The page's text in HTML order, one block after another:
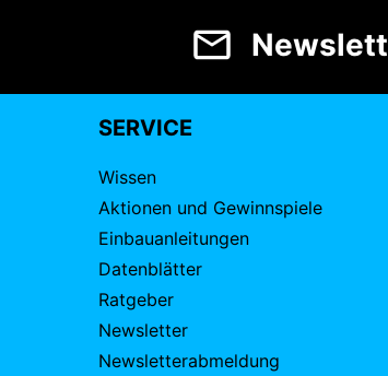
SERVICE
Wissen
Aktionen und Gewinnspiele
Einbauanleitungen
Datenblätter
Ratgeber
Newsletter
Newsletterabmeldung